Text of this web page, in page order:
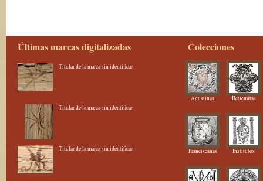
Últimas marcas digitalizadas
Titular de la marca sin identificar
Titular de la marca sin identificar
Titular de la marca sin identificar
Colecciones
Agustinas Betlemitas
Franciscanas Institutos